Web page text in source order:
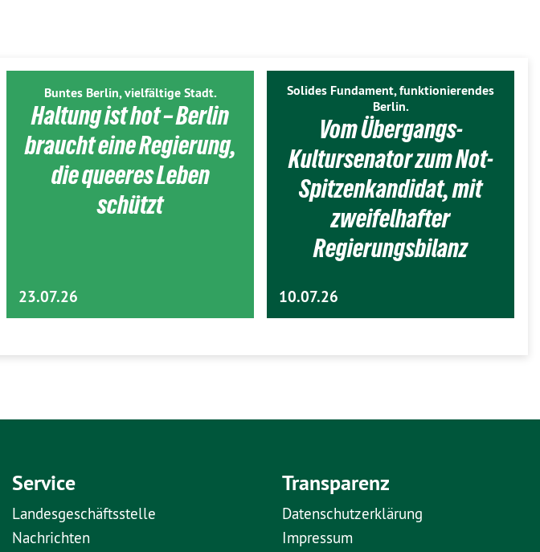
Buntes Berlin, vielfältige Stadt.
Haltung ist hot – Berlin
braucht eine Regierung,
die queeres Leben
schützt
23.07.26
Solides Fundament, funktionierendes
Berlin.
Vom Übergangs-
Kultursenator zum Not-
Spitzenkandidat, mit
zweifelhafter
Regierungsbilanz
10.07.26
Service
Landesgeschäftsstelle
Nachrichten
Transparenz
Datenschutzerklärung
Impressum